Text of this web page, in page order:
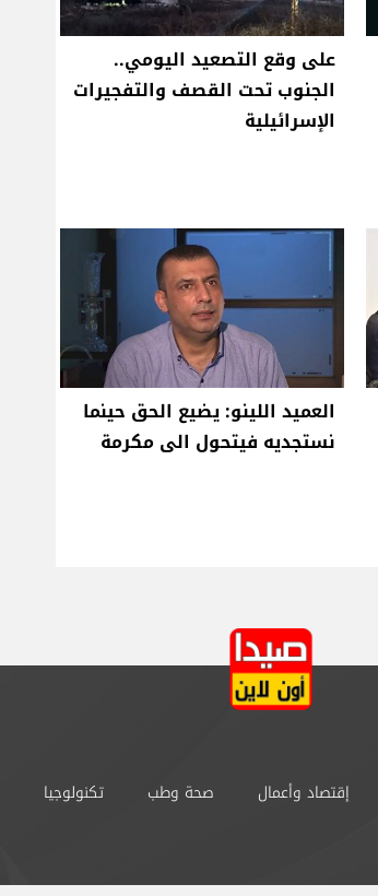
على وقع التصعيد اليومي..
الجنوب تحت القصف والتفجيرات
الإسرائيلية
العميد اللينو: يضيع الحق حينما
نستجديه فيتحول الى مكرمة
إقتصاد وأعمال صحة وطب تكنولوجيا